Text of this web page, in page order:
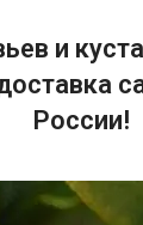
и
России!